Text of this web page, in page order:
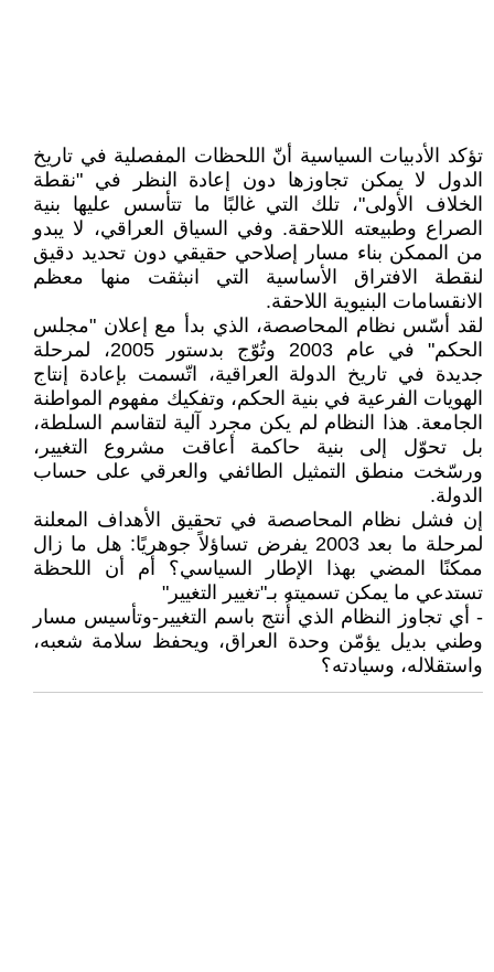
تؤكد الأدبيات السياسية أنّ اللحظات المفصلية في تاريخ
الدول لا يمكن تجاوزها دون إعادة النظر في "نقطة
الخلاف الأولى"، تلك التي غالبًا ما تتأسس عليها بنية
الصراع وطبيعته اللاحقة. وفي السياق العراقي، لا يبدو
من الممكن بناء مسار إصلاحي حقيقي دون تحديد دقيق
لنقطة الافتراق الأساسية التي انبثقت منها معظم
الانقسامات البنيوية اللاحقة.
لقد أسّس نظام المحاصصة، الذي بدأ مع إعلان "مجلس
الحكم" في عام 2003 وتُوّج بدستور 2005، لمرحلة
جديدة في تاريخ الدولة العراقية، اتّسمت بإعادة إنتاج
الهويات الفرعية في بنية الحكم، وتفكيك مفهوم المواطنة
الجامعة. هذا النظام لم يكن مجرد آلية لتقاسم السلطة،
بل تحوّل إلى بنية حاكمة أعاقت مشروع التغيير،
ورسّخت منطق التمثيل الطائفي والعرقي على حساب
الدولة.
إن فشل نظام المحاصصة في تحقيق الأهداف المعلنة
لمرحلة ما بعد 2003 يفرض تساؤلاً جوهريًا: هل ما زال
ممكنًا المضي بهذا الإطار السياسي؟ أم أن اللحظة
تستدعي ما يمكن تسميته بـ"تغيير التغيير"
- أي تجاوز النظام الذي أُنتج باسم التغيير-وتأسيس مسار
وطني بديل يؤمّن وحدة العراق، ويحفظ سلامة شعبه،
واستقلاله، وسيادته؟